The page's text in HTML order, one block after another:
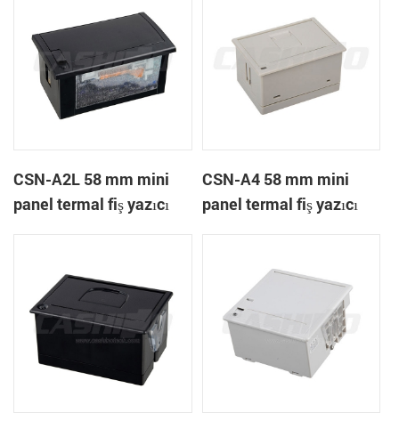
CSN-A2L 58 mm mini
panel termal fiş yazıcı
CSN-A4 58 mm mini
panel termal fiş yazıcı